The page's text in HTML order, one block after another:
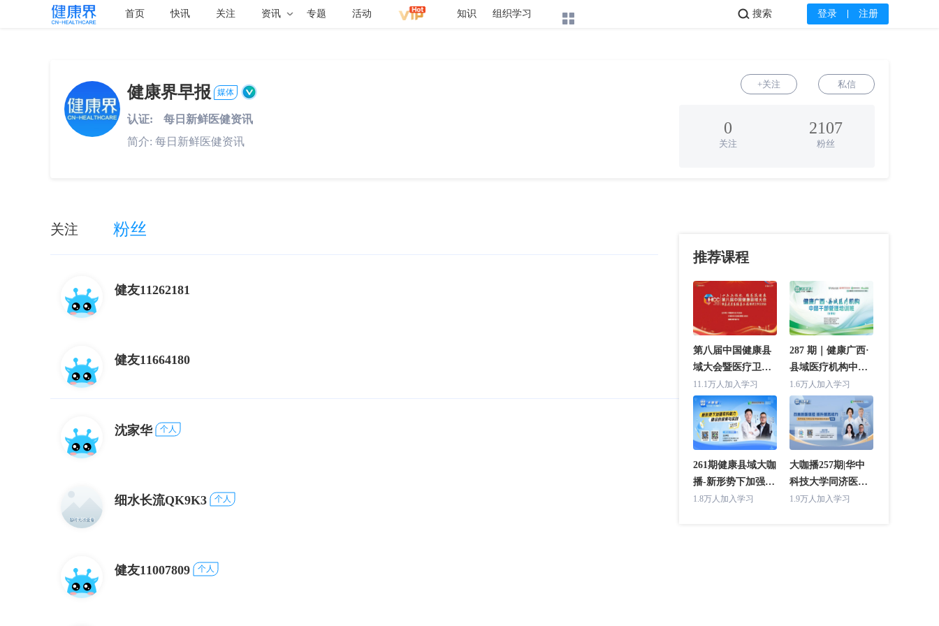
首页 快讯 关注 资讯 专题 活动 知识 组织学习 登录 注册
搜索
健康界早报 媒体
+关注 私信
认证:
每日新鲜医健资讯
简介: 每日新鲜医健资讯
0
关注
2107
粉丝
关注 粉丝
健友11262181
健友11664180
沈家华 个人
细水长流QK9K3 个人
健友11007809 个人
推荐课程
第八届中国健康县
域大会暨医疗卫生
强基工程推进工作
交流会 主论坛
11.1万人加入学习
287 期｜健康广西·
县域医疗机构中层
干部管理培训班(合
浦站)
1.6万人加入学习
261期健康县域大咖
播-新形势下加强专
科能力建设的探索
1.8万人加入学习
大咖播257期|华中
科技大学同济医学
院附属协和医院专
1.9万人加入学习